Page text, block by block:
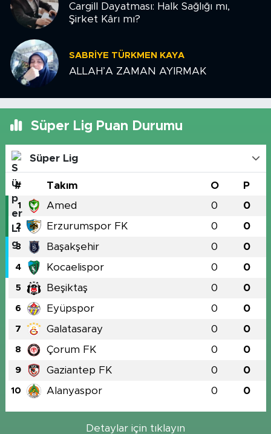
Cargill Dayatması: Halk Sağlığı mı,
Şirket Kârı mı?
SABRIYE TÜRKMEN KAYA
ALLAH’A ZAMAN AYIRMAK
Süper Lig Puan Durumu
Süper Lig
# Takım O P
1 Amed 0 0
2 Erzurumspor FK 0 0
3 Başakşehir 0 0
4 Kocaelispor 0 0
5 Beşiktaş 0 0
6 Eyüpspor 0 0
7 Galatasaray 0 0
8 Çorum FK 0 0
9 Gaziantep FK 0 0
10 Alanyaspor 0 0
Detaylar için tıklayın